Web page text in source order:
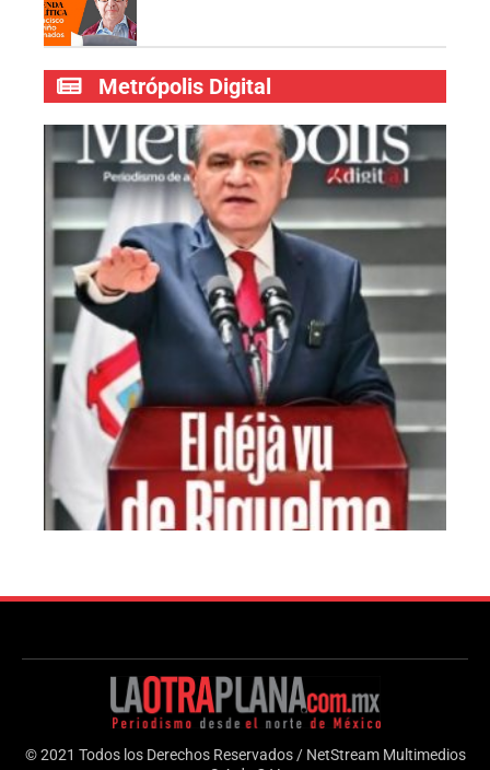
Metrópolis Digital
© 2021 Todos los Derechos Reservados / NetStream Multimedios